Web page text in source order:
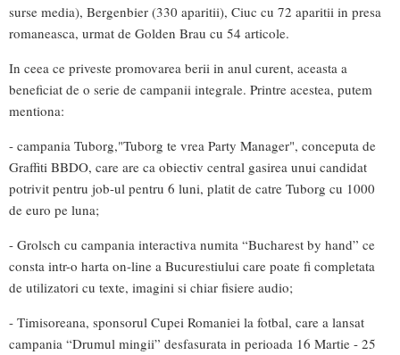
surse media), Bergenbier (330 aparitii), Ciuc cu 72 aparitii in presa
romaneasca, urmat de Golden Brau cu 54 articole.
In ceea ce priveste promovarea berii in anul curent, aceasta a
beneficiat de o serie de campanii integrale. Printre acestea, putem
mentiona:
- campania Tuborg,"Tuborg te vrea Party Manager", conceputa de
Graffiti BBDO, care are ca obiectiv central gasirea unui candidat
potrivit pentru job-ul pentru 6 luni, platit de catre Tuborg cu 1000
de euro pe luna;
- Grolsch cu campania interactiva numita “Bucharest by hand” ce
consta intr-o harta on-line a Bucurestiului care poate fi completata
de utilizatori cu texte, imagini si chiar fisiere audio;
- Timisoreana, sponsorul Cupei Romaniei la fotbal, care a lansat
campania “Drumul mingii” desfasurata in perioada 16 Martie - 25